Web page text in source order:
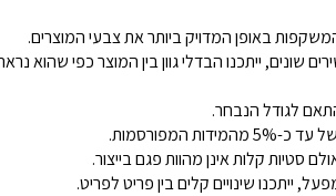
באופן המדויק ביותר את צבעי המוצרים.
שונים, ייתכנו הבדלי גוון בין המוצר כפי שהוא
לגודל הנבחר.
המפורסמות.
סטיות קלות אינן מהוות פגם בייצור.
ייתכנו שינויים קלים בין פריט לפריט.